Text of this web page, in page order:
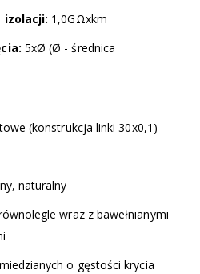
izolacji: 1,0GΩxkm
5xØ (Ø - średnica
(konstrukcja linki 30x0,1)
naturalny
wraz z bawełnianymi
o gęstości krycia